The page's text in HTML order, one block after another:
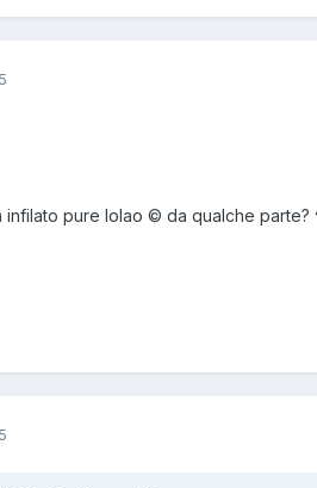
infilato pure Iolao © da qualche parte?